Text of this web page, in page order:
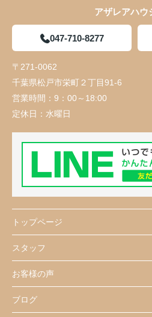
アザレアハウ
047-710-8277
〒271-0062
千葉県松戸市栄町２丁目91-6
営業時間： 9：00～18:00
定休日： 水曜日
トップページ
スタッフ
お客様の声
ブログ